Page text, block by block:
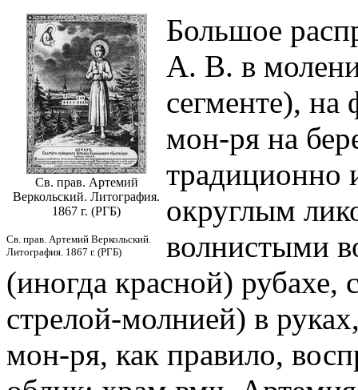
Св. прав. Артемий
Веркольский. Литография.
1867 г. (РГБ)
Св. прав. Артемий Веркольский.
Литография. 1867 г. (РГБ)
Большое
А. В. в
сегменте), на
мон-ря на
традиционно
округлым
волнистыми
(иногда красной) рубахе,
стрелой-молнией) в
мон-ря, как правило,